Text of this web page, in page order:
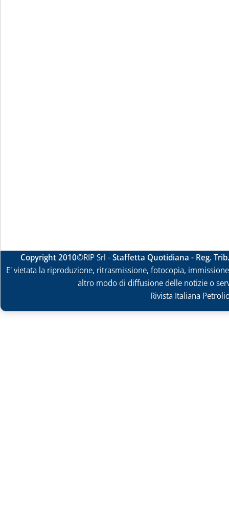
Copyright 2010©RIP Srl -Staffetta Quotidiana - Reg.
E' vietata la riproduzione, ritrasmissione, fotocopia,
altro modo di diffusione delle notizie o
Rivista Italiana